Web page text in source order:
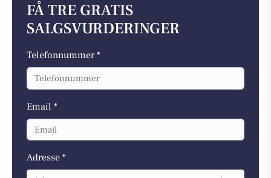
FÅ TRE GRATIS
SALGSVURDERINGER
Telefonnummer *
Email *
Adresse *